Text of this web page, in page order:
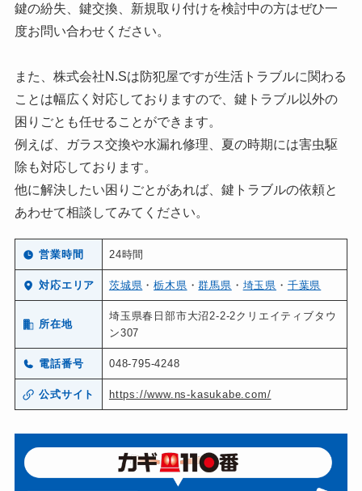
鍵の紛失、鍵交換、新規取り付けを検討中の方はぜひ一
度お問い合わせください。
また、株式会社N.Sは防犯屋ですが生活トラブルに関わる
ことは幅広く対応しておりますので、鍵トラブル以外の
困りごとも任せることができます。
例えば、ガラス交換や水漏れ修理、夏の時期には害虫駆
除も対応しております。
他に解決したい困りごとがあれば、鍵トラブルの依頼と
あわせて相談してみてください。
営業時間 24時間
対応エリア 茨城県 ・栃木県 ・群馬県 ・ 埼玉県 ・ 千葉県
所在地
埼玉県春日部市大沼2-2-2クリエイティブタウ
ン307
電話番号 048-795-4248
公式サイト https://www.ns-kasukabe.com/